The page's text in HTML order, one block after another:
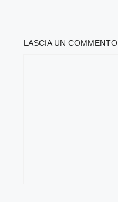
LASCIA UN COMMENTO